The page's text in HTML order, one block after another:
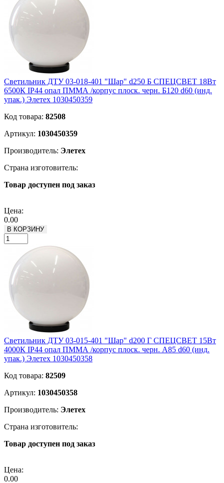
Светильник ДТУ 03-018-401 "Шар" d250 Б СПЕЦСВЕТ 18Вт
6500К IP44 опал ПММА /корпус плоск. черн. Б120 d60 (инд.
упак.) Элетех 1030450359
Код товара: 82508
Артикул: 1030450359
Производитель: Элетех
Страна изготовитель:
Товар доступен под заказ
Цена:
0.00
В КОРЗИНУ
Светильник ДТУ 03-015-401 "Шар" d200 Г СПЕЦСВЕТ 15Вт
4000К IP44 опал ПММА /корпус плоск. черн. А85 d60 (инд.
упак.) Элетех 1030450358
Код товара: 82509
Артикул: 1030450358
Производитель: Элетех
Страна изготовитель:
Товар доступен под заказ
Цена:
0.00